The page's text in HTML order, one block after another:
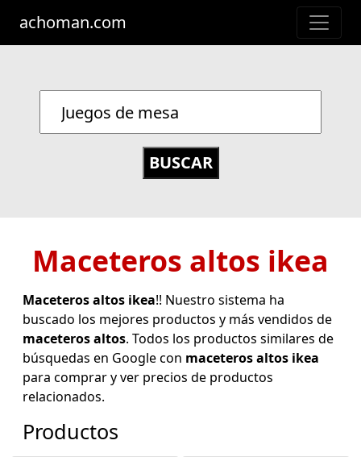
achoman.com
Maceteros altos ikea
Maceteros altos ikea!! Nuestro sistema ha
buscado los mejores productos y más vendidos de
maceteros altos. Todos los productos similares de
búsquedas en Google con maceteros altos ikea
para comprar y ver precios de productos
relacionados.
Productos